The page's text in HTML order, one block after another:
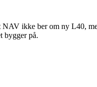
ikke ber om ny L40,
bygger på.